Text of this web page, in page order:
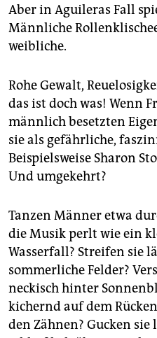
Aber in Aguileras Fall
Männliche
weibliche.
Rohe Gewalt,
das ist doch was! Wenn
männlich besetzten
sie als gefährliche,
Beispielsweise Sharon
Und umgekehrt?
Tanzen Männer etwa
die Musik perlt wie ein
Wasserfall? Streifen sie
sommerliche Felder?
neckisch hinter
kichernd auf dem
den Zähnen? Gucken